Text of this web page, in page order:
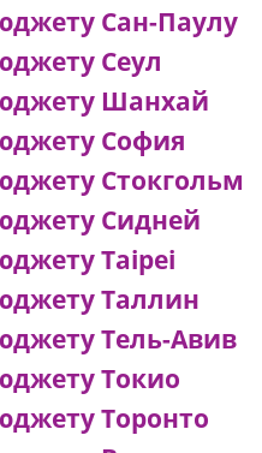
Сан-Паулу
Сеул
Шанхай
София
Стокгольм
Сидней
Taipei
Таллин
Тель-Авив
Токио
Торонто